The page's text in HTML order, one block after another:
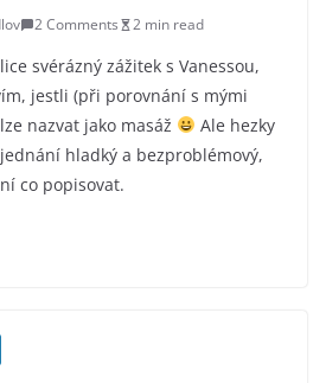
2 Comments 2 min read
svérázný zážitek s Vanessou,
jestli (při porovnání s mými
nazvat jako masáž
Ale hezky
hladký a bezproblémový,
co popisovat.